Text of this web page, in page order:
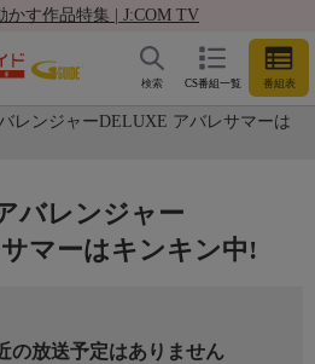
かす作品特集 | J:COM TV
CS番組一覧 番組表
検索
レンジャーDELUXE アバレサマーは
バレンジャー
マーはキンキン中!
の放送予定はありません